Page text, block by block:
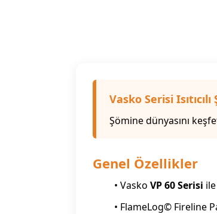
Vasko Serisi
Şömine dünyasını
Genel Özellikler
• Vasko VP 60 Serisi
• FlameLog© Fireline